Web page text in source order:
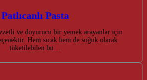
Patlıcanlı Pasta
ve doyurucu bir yemek arayanlar için
Hem sıcak hem de soğuk olarak
tüketilebilen bu…